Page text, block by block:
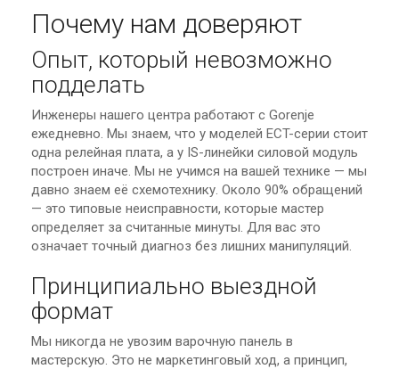
Почему нам доверяют
Опыт, который невозможно
подделать
Инженеры нашего центра работают с Gorenje
ежедневно. Мы знаем, что у моделей ECT-серии стоит
одна релейная плата, а у IS-линейки силовой модуль
построен иначе. Мы не учимся на вашей технике — мы
давно знаем её схемотехнику. Около 90% обращений
— это типовые неисправности, которые мастер
определяет за считанные минуты. Для вас это
означает точный диагноз без лишних манипуляций.
Принципиально выездной
формат
Мы никогда не увозим варочную панель в
мастерскую. Это не маркетинговый ход, а принцип,